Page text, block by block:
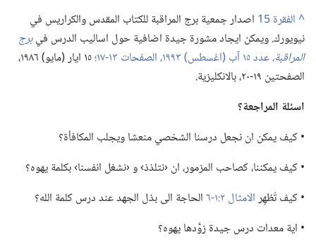
^
اصدار جمعية برج المراقبة للكتاب المقدس والكراريس في
نيويورك.‏ ويمكن ايجاد مشورة جيدة اضافية حول اساليب الدرس فيبرج
المراقبة،‏عدد ١٥ آب (‏اغسطس)‏ ١٩٩٣،‏ الصفحات ١٣-‏١٧؛‏
١٥ ايار (‏مايو)‏ ١٩٨٦،‏
الصفحتين ١٩-‏٢٠،‏ بالانكليزية.‏
اسئلة المراجعة؟‏
‏• كيف يمكن ان نجعل درسنا الشخصي منعشا ويجلب المكافأة؟‏
‏• كيف يمكننا،‏ كصاحب المزمور،‏ ان ‹نتلذذ› و ‹نشغل انفسنا› بكلمة يهوه؟‏
‏• كيف تُظهِرالامثال ٢:‏١-‏٦
الحاجة الى بذل الجهد عند درس كلمة الله؟‏
‏• اية معدات درس جيدة زوَّدها يهوه؟‏